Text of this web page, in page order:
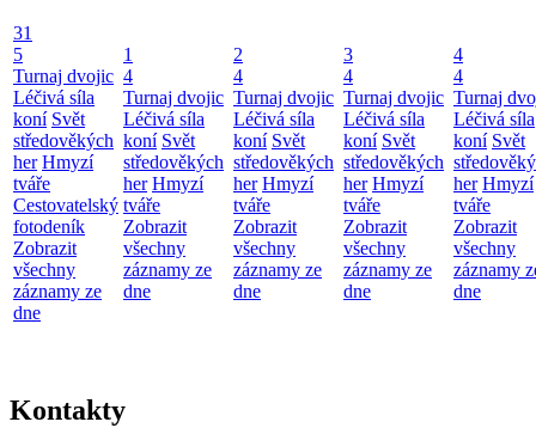
31
5
Turnaj dvojic
Léčivá síla
koní Svět
středověkých
her Hmyzí
tváře
Cestovatelský
fotodeník
Zobrazit
všechny
záznamy ze
dne
1
4
Turnaj dvojic
Léčivá síla
koní Svět
středověkých
her Hmyzí
tváře
Zobrazit
všechny
záznamy ze
dne
2
4
Turnaj dvojic
Léčivá síla
koní Svět
středověkých
her Hmyzí
tváře
Zobrazit
všechny
záznamy ze
dne
3
4
Turnaj dvojic
Léčivá síla
koní Svět
středověkých
her Hmyzí
tváře
Zobrazit
všechny
záznamy ze
dne
4
4
Turnaj
Léčivá síla
koní Svět
her Hmyzí
tváře
Zobrazit
všechny
záznamy
dne
Kontakty